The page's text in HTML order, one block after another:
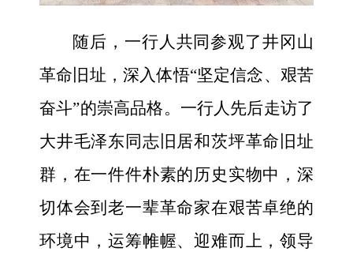
随后，一行人共同参观了井冈山
革命旧址，深入体悟“坚定信念、艰苦
奋斗”的崇高品格。一行人先后走访了
大井毛泽东同志旧居和茨坪革命旧址
群，在一件件朴素的历史实物中，深
切体会到老一辈革命家在艰苦卓绝的
环境中，运筹帷幄、迎难而上，领导